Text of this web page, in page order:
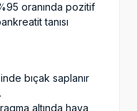
oranında pozitif
tanısı
bıçak saplanır
altında hava